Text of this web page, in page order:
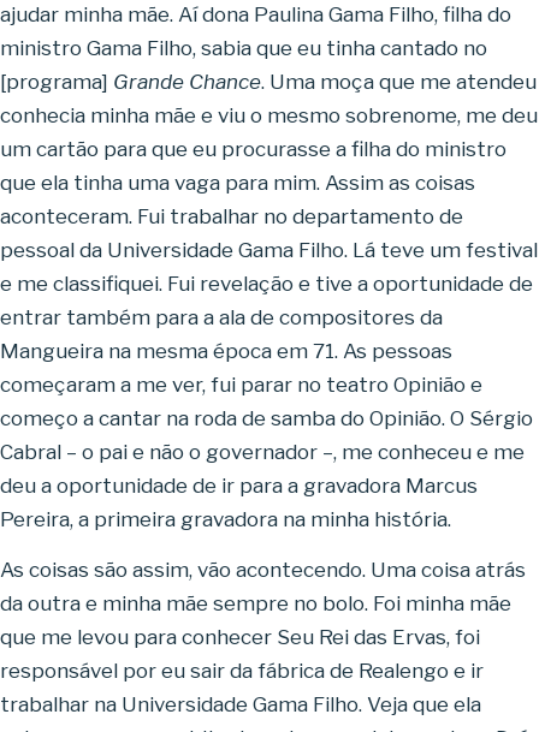
ajudar minha mãe. Aí dona Paulina Gama Filho, filha do
ministro Gama Filho, sabia que eu tinha cantado no
[programa] Grande Chance. Uma moça que me atendeu
conhecia minha mãe e viu o mesmo sobrenome, me deu
um cartão para que eu procurasse a filha do ministro
que ela tinha uma vaga para mim. Assim as coisas
aconteceram. Fui trabalhar no departamento de
pessoal da Universidade Gama Filho. Lá teve um festival
e me classifiquei. Fui revelação e tive a oportunidade de
entrar também para a ala de compositores da
Mangueira na mesma época em 71. As pessoas
começaram a me ver, fui parar no teatro Opinião e
começo a cantar na roda de samba do Opinião. O Sérgio
Cabral – o pai e não o governador –, me conheceu e me
deu a oportunidade de ir para a gravadora Marcus
Pereira, a primeira gravadora na minha história.
As coisas são assim, vão acontecendo. Uma coisa atrás
da outra e minha mãe sempre no bolo. Foi minha mãe
que me levou para conhecer Seu Rei das Ervas, foi
responsável por eu sair da fábrica de Realengo e ir
trabalhar na Universidade Gama Filho. Veja que ela